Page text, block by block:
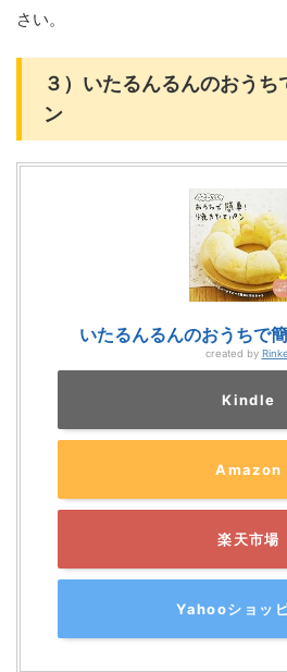
さい。
３）いたるんるんのおう
ン
いたるんるんのおうちで
created by
Kindle
Amazon
楽天市場
Yahooショッ